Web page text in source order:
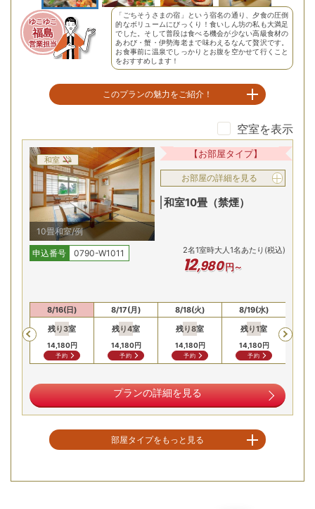
ゆこゆこ
福島
営業担当
「ごちそうさまの宿」という宿名の通り、夕食の圧倒
的なボリュームにびっくり！食いしん坊の私も大満足
でした。そして普段は食べる機会が少ない高級食材の
あわび・蟹・伊勢海老まで味わえるなんて贅沢です。
お食事前に温泉でしっかりとお腹を空かせて行くこと
をおすすめします！
このプランの魅力をご紹介！
３大宝船であわび・蟹・伊勢海老を堪能！
あわび、蟹、伊勢海老などの3大味覚を堪能できます。目利
きの料理人が厳選した旬の山海の幸を、手作りにこだわって
仕上げた会席をご提供します。
空室を表示
和室
10畳和室/例
【お部屋タイプ】
お部屋の詳細を見る
和室10畳（禁煙）
申込番号 0790-W1011 2名1室時大人1名あたり(税込)
12,980円～
Previous
8/16(日)
残り3室
14,180円
予約
8/17(月)
残り4室
14,180円
予約
8/18(火)
残り8室
14,180円
予約
8/19(水)
残り1室
14,180円
予約
プランの詳細を見る
部屋タイプをもっと見る